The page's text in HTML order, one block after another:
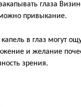
глаза
привыкание.
в глаз могут
и желание
зрения.